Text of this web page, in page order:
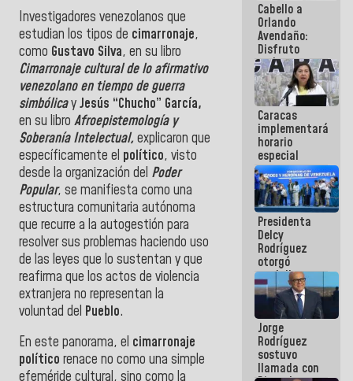
Investigadores venezolanos que
estudian los tipos de cimarronaje,
como Gustavo Silva, en su libro
Cimarronaje cultural de lo afirmativo
venezolano en tiempo de guerra
simbólicayJesús “Chucho” García,
en su libro Afroepistemología y
Soberanía Intelectual, explicaron que
específicamente el político, visto
desde la organización del Poder
Popular, se manifiesta como una
estructura comunitaria autónoma
que recurre a la autogestión para
resolver sus problemas haciendo uso
de las leyes que lo sustentan y que
reafirma que los actos de violencia
extranjera no representan la
voluntad del Pueblo.
En este panorama, el cimarronaje
político renace no como una simple
efeméride cultural, sino como la
Cabello a
Orlando
Avendaño:
Disfruto
cada vez
que escribes
porque lo
que haces
es
embarrarla
Caracas
implementará
horario
especial
para
adaptarse
al plan de
ahorro
energético
Presidenta
Delcy
Rodríguez
otorgó
medalla
"Héroe de
Venezuela"
a servidores
públicos
Jorge
Rodríguez
sostuvo
llamada con